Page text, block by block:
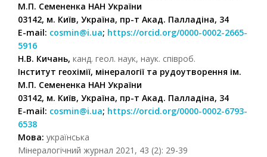
М.П. Семененка НАН України
03142, м. Київ, Україна, пр-т Акад. Палладіна, 34
E-mail: cosmin@i.ua; https://orcid.org/0000-0002-2665-
5916
Н.В. Кичань, канд. геол. наук, наук. співроб.
Інститут геохімії, мінералогії та рудоутворення ім.
М.П. Семененка НАН України
03142, м. Київ, Україна, пр-т Акад. Палладіна, 34
E-mail: cosmin@i.ua; https://orcid.org/0000-0002-6793-
6538
Мова: українська
Мінералогічний журнал 2021, 43 (2): 29-39